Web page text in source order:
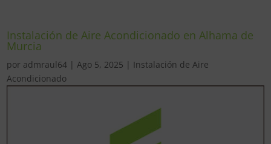
Instalación de Aire Acondicionado en Alhama de
Murcia
por admraul64 |Ago 5, 2025 | Instalación de Aire
Acondicionado